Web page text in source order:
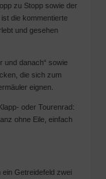
zu Stopp sowie der
die kommentierte
und gesehen
und danach“ sowie
die sich zum
eignen.
oder Tourenrad:
ohne Eile, einfach
Getreidefeld zwei